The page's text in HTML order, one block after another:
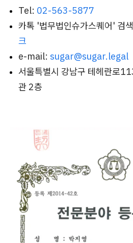
Tel: 02-563-5877
카톡 '법무법인슈가스퀘어' 검
크
e-mail: sugar@sugar.legal
서울특별시 강남구 테헤란로
관 2층